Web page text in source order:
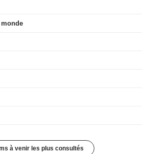
monde
à venir les plus consultés